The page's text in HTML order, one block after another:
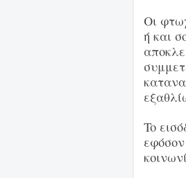
Οι
ή και
To